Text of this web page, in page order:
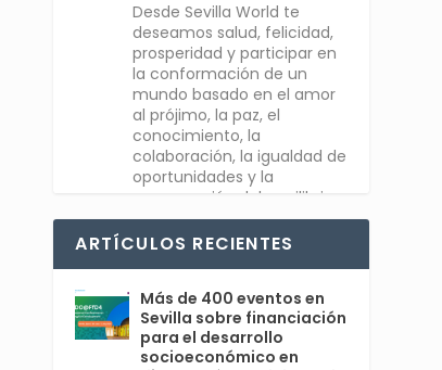
Desde Sevilla World te
deseamos salud, felicidad,
prosperidad y participar en
la conformación de un
mundo basado en el amor
al prójimo, la paz, el
conocimiento, la
colaboración, la igualdad de
oportunidades y la
recuperación del equilibrio
entre sociedad y planeta.
#Feliz2025
1 Twitter
ARTÍCULOS RECIENTES
Más de 400 eventos en
Sevilla sobre financiación
para el desarrollo
socioeconómico en